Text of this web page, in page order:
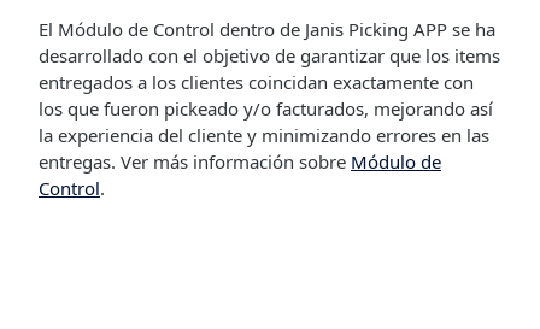
El Módulo de Control dentro de Janis Picking APP se ha
desarrollado con el objetivo de garantizar que los items
entregados a los clientes coincidan exactamente con
los que fueron pickeado y/o facturados, mejorando así
la experiencia del cliente y minimizando errores en las
entregas. Ver más información sobre Módulo de
Control.